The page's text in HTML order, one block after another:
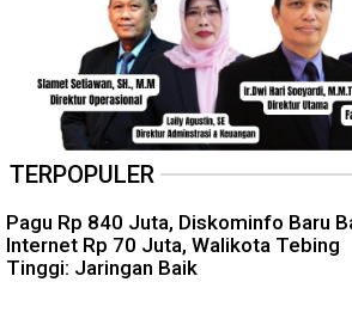
TERPOPULER
Pagu Rp 840 Juta, Diskominfo Baru
Internet Rp 70 Juta, Walikota Tebing
Tinggi: Jaringan Baik